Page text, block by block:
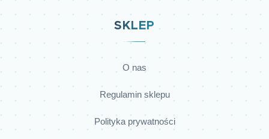
SKLEP
O nas
Regulamin sklepu
Polityka prywatności